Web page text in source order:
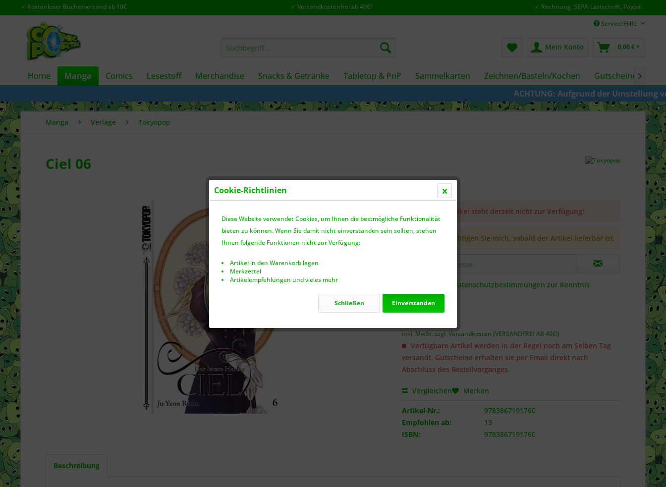
✓ Kostenloser Bücherversand ab 10€ ✓ Versandkostenfrei ab 40€!
✓ Rechnung, SEPA-Lastschrift, Paypal
Service/Hilfe
Mein Konto 0,00 € *
Home Manga Comics Lesestoff Merchandise Snacks & Getränke Tabletop & PnP Sammelkarten Zeichnen/Basteln/Kochen Gutscheine 
ACHTUNG: Aufgrund der Umstellung von
Manga Verlage Tokyopop
Ciel 06
Dieser Artikel steht derzeit nicht zur Verfügung!
Benachrichtigen Sie mich, sobald der Artikel lieferbar ist.
Datenschutzbestimmungen zur Kenntnis
genommen.
inkl. MwSt.zzgl. Versandkosten (VERSANDFREI AB 40€!)
Verfügbare Artikel werden in der Regel noch am Selben Tag
versandt. Gutscheine erhalten sie per Email direkt nach
Abschluss des Bestellvorganges.
Vergleichen Merken
Artikel-Nr.:
9783867191760
Empfohlen ab:
13
ISBN:
9783867191760
Beschreibung
Cookie-Richtlinien
Diese Website verwendet Cookies, um Ihnen die bestmögliche Funktionalität
bieten zu können. Wenn Sie damit nicht einverstanden sein sollten, stehen
Ihnen folgende Funktionen nicht zur Verfügung:
Artikel in den Warenkorb legen
Merkzettel
Artikelempfehlungen und vieles mehr
Einverstanden
Schließen